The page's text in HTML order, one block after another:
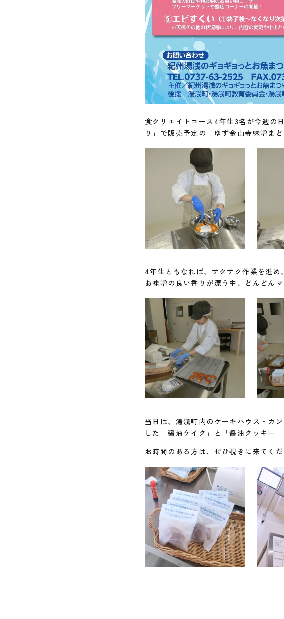
食クリエイトコース4年生3名が今週の
り」で販売予定の「ゆず金山寺味噌ま
4年生ともなれば、サクサク作業を進め
お味噌の良い香りが漂う中、どんどん
当日は、湯浅町内のケーキハウス・カ
した「醤油ケイク」と「醤油クッキー
お時間のある方は、ぜひ覗きに来てくだ